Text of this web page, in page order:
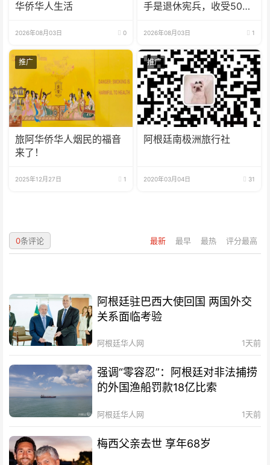
华侨华人生活
2026年08月03日 0
手是退休宪兵，收受5000
2026年08月03日 1
推广
旅阿华侨华人烟民的福音
来了！
2025年12月27日 1
推广
阿根廷南极洲旅行社
2020年03月04日 31
最新 最早 最热 评分最高
0条评论
阿根廷驻巴西大使回国 两国外交
关系面临考验
阿根廷华人网 1天前
强调“零容忍”：阿根廷对非法捕捞
的外国渔船罚款18亿比索
阿根廷华人网 1天前
梅西父亲去世 享年68岁